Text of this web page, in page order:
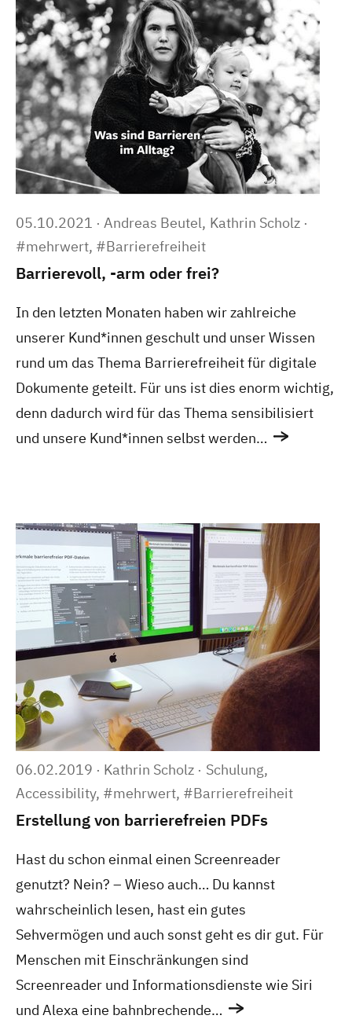
05.10.2021 · Andreas Beutel, Kathrin Scholz ·
#mehrwert, #Barrierefreiheit
Barrierevoll, -arm oder frei?
In den letzten Monaten haben wir zahlreiche
unserer Kund*innen geschult und unser Wissen
rund um das Thema Barrierefreiheit für digitale
Dokumente geteilt. Für uns ist dies enorm wichtig,
denn dadurch wird für das Thema sensibilisiert
und unsere Kund*innen selbst werden…
06.02.2019 · Kathrin Scholz · Schulung,
Accessibility, #mehrwert, #Barrierefreiheit
Erstellung von barrierefreien PDFs
Hast du schon einmal einen Screenreader
genutzt? Nein? – Wieso auch… Du kannst
wahrscheinlich lesen, hast ein gutes
Sehvermögen und auch sonst geht es dir gut. Für
Menschen mit Einschränkungen sind
Screenreader und Informationsdienste wie Siri
und Alexa eine bahnbrechende…